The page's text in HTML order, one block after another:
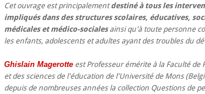
Cet ouvrage est principalementdestiné à tous les
impliqués dans des structures scolaires, éducatives,
médicales et médico-socialesainsi qu'à toute personne
les enfants, adolescents et adultes ayant des troubles du
Ghislain Magerotte est Professeur émérite à la Faculté de
et des sciences de l'éducation de l'Université de Mons
depuis de nombreuses années la collection Questions de